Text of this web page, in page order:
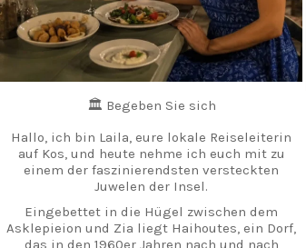
🏛️ Begeben Sie sich
Hallo, ich bin Laila, eure lokale Reiseleiterin
auf Kos, und heute nehme ich euch mit zu
einem der faszinierendsten versteckten
Juwelen der Insel.
Eingebettet in die Hügel zwischen dem
Asklepieion und Zia liegt Haihoutes, ein Dorf,
das in den 1960er Jahren nach und nach